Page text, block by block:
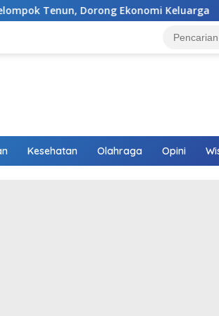
Keluarga Wakil Bupati
Kesehatan Olahraga Opini